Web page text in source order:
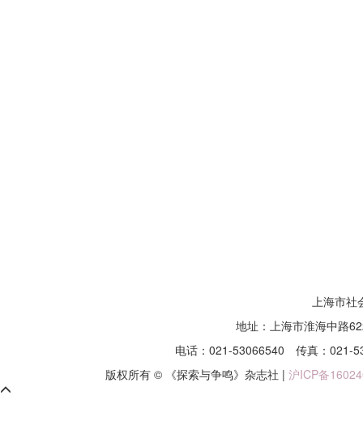
上海市社
地址：上海市淮海中路
电话：021-53066540 传真：
版权所有 © 《探索与争鸣》杂志社 | 沪ICP备